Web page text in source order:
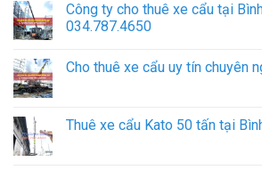
Công ty cho thuê xe cẩu tại
034.787.4650
Cho thuê xe cẩu uy tín chuyên
Thuê xe cẩu Kato 50 tấn tại